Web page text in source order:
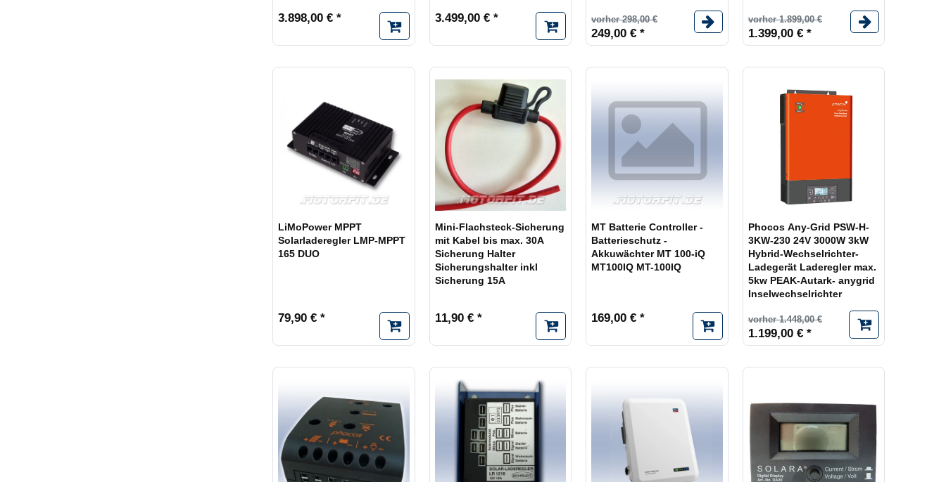
3.898,00 € * 3.499,00 € * vorher 298,00 €
249,00 € *
vorher 1.899,00 €
1.399,00 € *
LiMoPower MPPT
Solarladeregler LMP-MPPT
165 DUO
79,90 € *
Mini-Flachsteck-Sicherung
mit Kabel bis max. 30A
Sicherung Halter
Sicherungshalter inkl
Sicherung 15A
11,90 € *
MT Batterie Controller -
Batterieschutz -
Akkuwächter MT 100-iQ
MT100IQ MT-100IQ
169,00 € *
Phocos Any-Grid PSW-H-
3KW-230 24V 3000W 3kW
Hybrid-Wechselrichter-
Ladegerät Laderegler max.
5kw PEAK-Autark- anygrid
Inselwechselrichter
vorher 1.448,00 €
1.199,00 € *